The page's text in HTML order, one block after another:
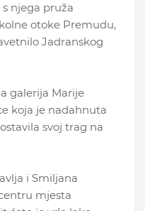
njega pruža
otoke Premudu,
Jadranskog
galerija Marije
koja je nadahnuta
svoj trag na
i Smiljana
mjesta